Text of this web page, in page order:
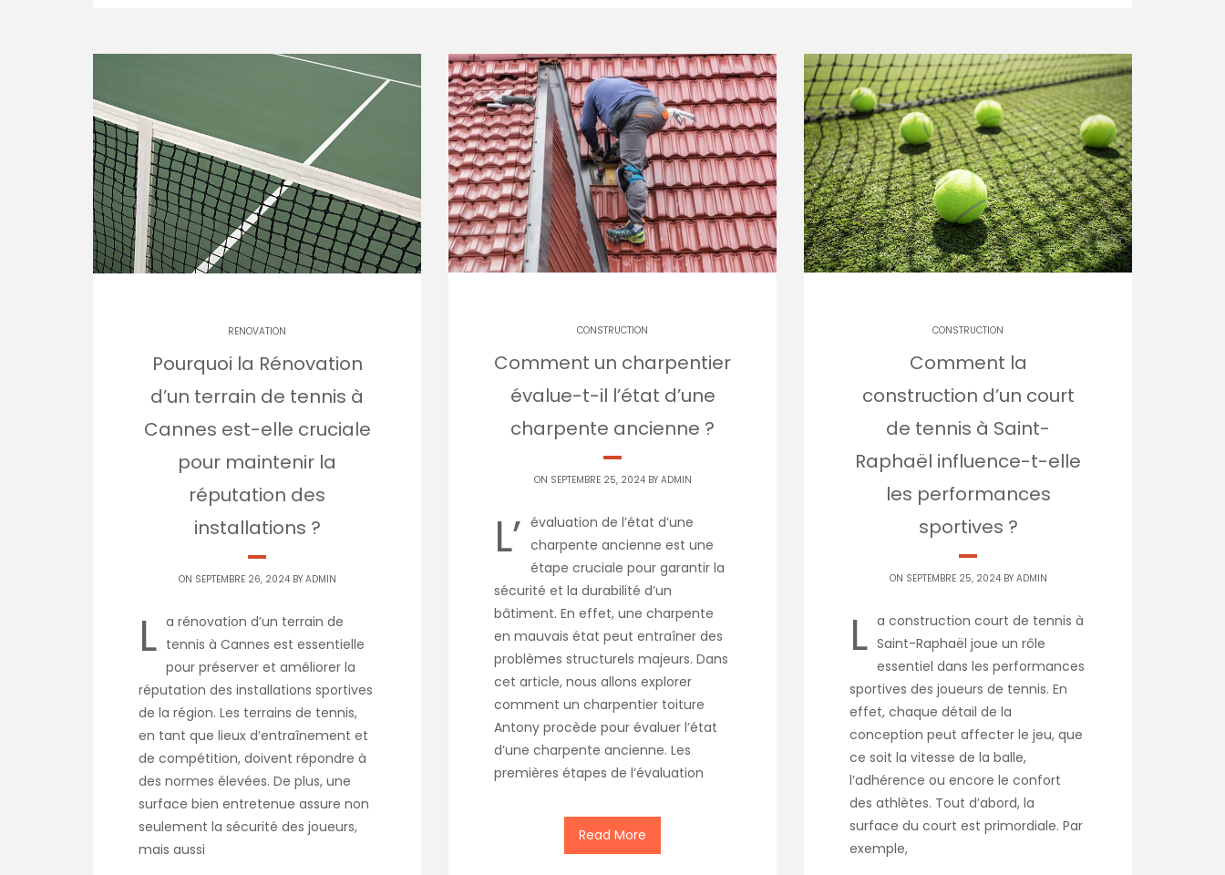
RENOVATION
Pourquoi la Rénovation
d’un terrain de tennis à
Cannes est-elle cruciale
pour maintenir la
réputation des
installations ?
ON SEPTEMBRE 26, 2024 BY ADMIN
L a rénovation d’un terrain de
tennis à Cannes est essentielle
pour préserver et améliorer la
réputation des installations sportives
de la région. Les terrains de tennis,
en tant que lieux d’entraînement et
de compétition, doivent répondre à
des normes élevées. De plus, une
surface bien entretenue assure non
seulement la sécurité des joueurs,
mais aussi
CONSTRUCTION
Comment un charpentier
évalue-t-il l’état d’une
charpente ancienne ?
ON SEPTEMBRE 25, 2024 BY ADMIN
L’ évaluation de l’état d’une
charpente ancienne est une
étape cruciale pour garantir la
sécurité et la durabilité d’un
bâtiment. En effet, une charpente
en mauvais état peut entraîner des
problèmes structurels majeurs. Dans
cet article, nous allons explorer
comment un charpentier toiture
Antony procède pour évaluer l’état
d’une charpente ancienne. Les
premières étapes de l’évaluation
Read More
CONSTRUCTION
Comment la
construction d’un court
de tennis à Saint-
Raphaël influence-t-elle
les performances
sportives ?
ON SEPTEMBRE 25, 2024 BY ADMIN
L a construction court de tennis à
Saint-Raphaël joue un rôle
essentiel dans les performances
sportives des joueurs de tennis. En
effet, chaque détail de la
conception peut affecter le jeu, que
ce soit la vitesse de la balle,
l’adhérence ou encore le confort
des athlètes. Tout d’abord, la
surface du court est primordiale. Par
exemple,